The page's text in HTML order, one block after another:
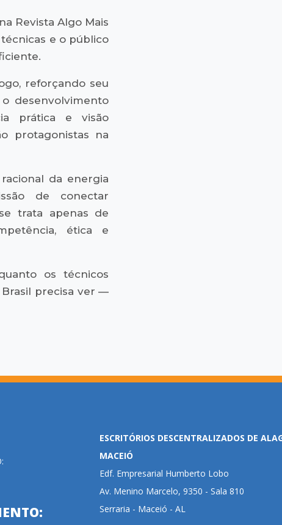
Revista Algo Mais
e o público
reforçando seu
desenvolvimento
prática e visão
protagonistas na
da energia
de conectar
trata apenas de
ética e
os técnicos
precisa ver —
ESCRITÓRIOS DESCENTRALIZADOS DE
MACEIÓ
Edf. Empresarial Humberto Lobo
Av. Menino Marcelo, 9350 - Sala 810
Serraria - Maceió - AL